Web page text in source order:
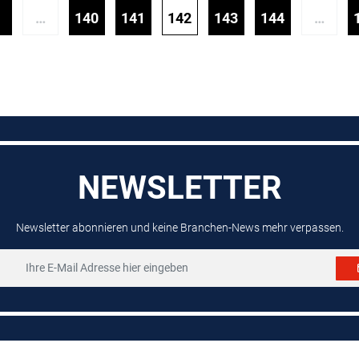
… 140 141 142 143 144 …
NEWSLETTER
Newsletter abonnieren und keine Branchen-News mehr verpassen.